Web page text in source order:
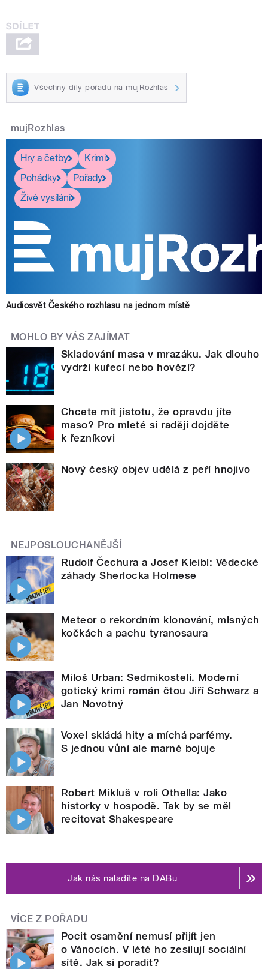
Všechny díly pořadu na mujRozhlas
mujRozhlas
Hry a četby
Krimi
Pohádky
Pořady
Živé vysílání
Audiosvět Českého rozhlasu na jednom místě
MOHLO BY VÁS ZAJÍMAT
Skladování masa v mrazáku. Jak dlouho
vydrží kuřecí nebo hovězí?
Chcete mít jistotu, že opravdu jíte
maso? Pro mleté si raději dojděte
k řezníkovi
Nový český objev udělá z peří hnojivo
NEJPOSLOUCHANĚJŠÍ
Rudolf Čechura a Josef Kleibl: Vědecké
záhady Sherlocka Holmese
Meteor o rekordním klonování, mlsných
kočkách a pachu tyranosaura
Miloš Urban: Sedmikostelí. Moderní
gotický krimi román čtou Jiří Schwarz a
Jan Novotný
Voxel skládá hity a míchá parfémy.
S jednou vůní ale marně bojuje
Robert Mikluš v roli Othella: Jako
historky v hospodě. Tak by se měl
recitovat Shakespeare
Jak nás naladíte na DABu
VÍCE Z POŘADU
Pocit osamění nemusí přijít jen
o Vánocích. V létě ho zesilují sociální
sítě. Jak si poradit?